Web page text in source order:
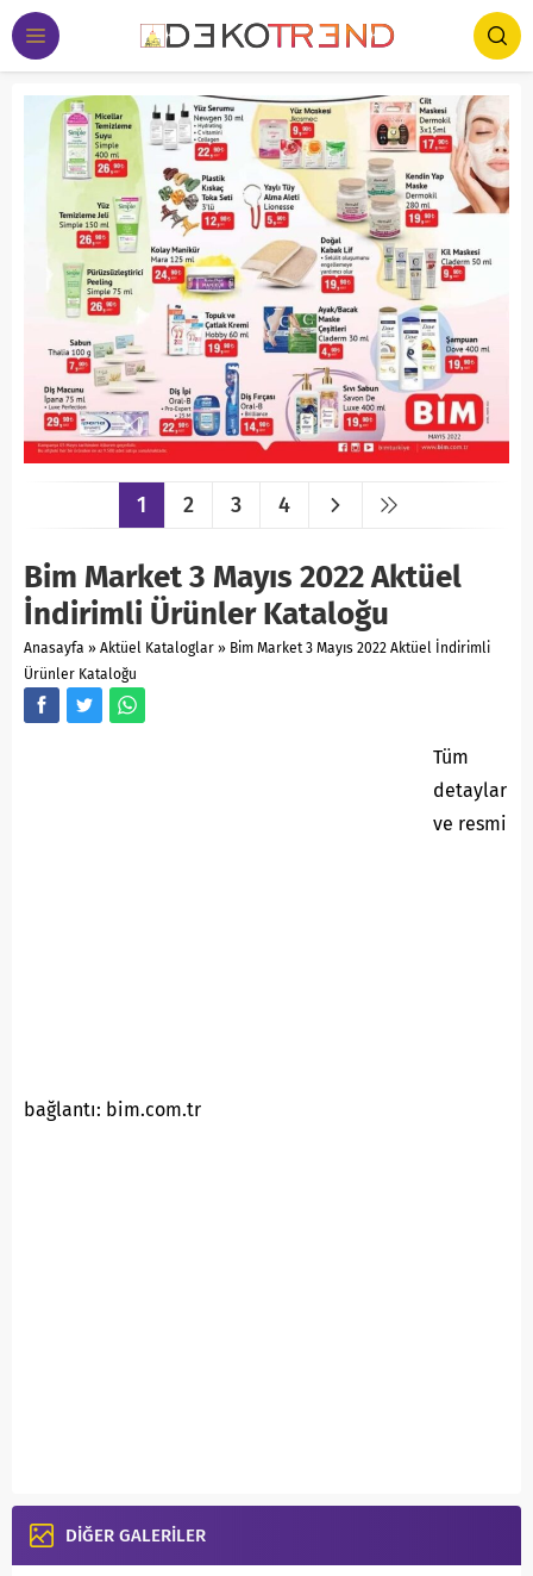
1 2 3 4
Bim Market 3 Mayıs 2022 Aktüel
İndirimli Ürünler Kataloğu
Anasayfa » Aktüel Kataloglar » Bim Market 3 Mayıs 2022 Aktüel İndirimli
Ürünler Kataloğu
Tüm
detaylar
ve resmi
bağlantı: bim.com.tr
DİĞER GALERİLER